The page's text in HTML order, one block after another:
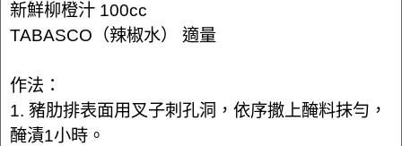
新鮮柳橙汁 100cc
TABASCO（辣椒水） 適量
作法：
1. 豬肋排表面用叉子刺孔洞，依序撒上醃料抹勻，
醃漬1小時。